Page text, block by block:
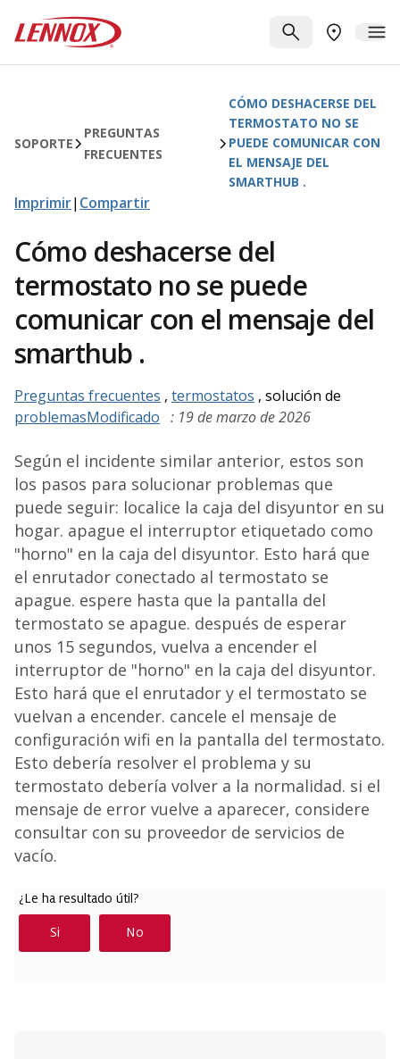
Lennox
BUSCARBUSCAR
SOPORTE
PREGUNTAS
FRECUENTES
CÓMO DESHACERSE DEL
TERMOSTATO NO SE
PUEDE COMUNICAR CON
EL MENSAJE DEL
SMARTHUB .
Imprimir| Compartir
Cómo deshacerse del
termostato no se puede
comunicar con el mensaje del
smarthub .
Preguntas frecuentes , termostatos , solución de
problemasModificado : 19 de marzo de 2026
Según el incidente similar anterior, estos son
los pasos para solucionar problemas que
puede seguir: localice la caja del disyuntor en su
hogar. apague el interruptor etiquetado como
"horno" en la caja del disyuntor. Esto hará que
el enrutador conectado al termostato se
apague. espere hasta que la pantalla del
termostato se apague. después de esperar
unos 15 segundos, vuelva a encender el
interruptor de "horno" en la caja del disyuntor.
Esto hará que el enrutador y el termostato se
vuelvan a encender. cancele el mensaje de
configuración wifi en la pantalla del termostato.
Esto debería resolver el problema y su
termostato debería volver a la normalidad. si el
mensaje de error vuelve a aparecer, considere
consultar con su proveedor de servicios de
vacío.